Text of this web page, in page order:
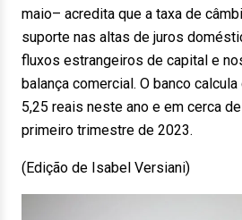
maio– acredita que a taxa de
suporte nas altas de juros
fluxos estrangeiros de capital e
balança comercial. O banco
5,25 reais neste ano e em cerca
primeiro trimestre de 2023.
(Edição de Isabel Versiani)